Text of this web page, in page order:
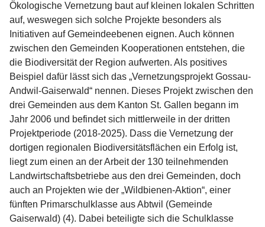
Ökologische Vernetzung baut auf kleinen lokalen Schritten
auf, weswegen sich solche Projekte besonders als
Initiativen auf Gemeindeebenen eignen. Auch können
zwischen den Gemeinden Kooperationen entstehen, die
die Biodiversität der Region aufwerten. Als positives
Beispiel dafür lässt sich das „Vernetzungsprojekt Gossau-
Andwil-Gaiserwald“ nennen. Dieses Projekt zwischen den
drei Gemeinden aus dem Kanton St. Gallen begann im
Jahr 2006 und befindet sich mittlerweile in der dritten
Projektperiode (2018-2025). Dass die Vernetzung der
dortigen regionalen Biodiversitätsflächen ein Erfolg ist,
liegt zum einen an der Arbeit der 130 teilnehmenden
Landwirtschaftsbetriebe aus den drei Gemeinden, doch
auch an Projekten wie der „Wildbienen-Aktion“, einer
fünften Primarschulklasse aus Abtwil (Gemeinde
Gaiserwald) (4). Dabei beteiligte sich die Schulklasse